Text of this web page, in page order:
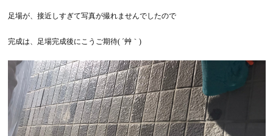
足場が、接近しすぎて写真が撮れませんでしたので
完成は、足場完成後にこうご期待( ´艸｀)